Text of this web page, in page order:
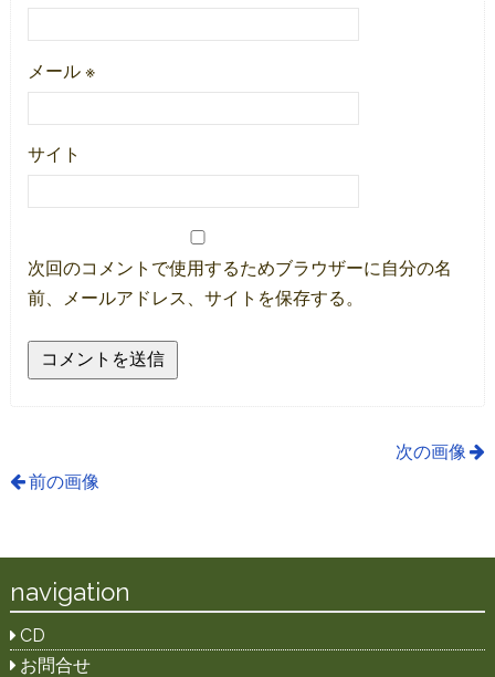
メール ※
サイト
次回のコメントで使用するためブラウザーに自分の名
前、メールアドレス、サイトを保存する。
次の画像
前の画像
navigation
CD
お問合せ